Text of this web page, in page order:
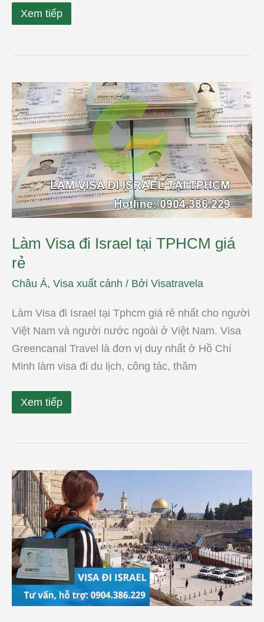
Xem tiếp
Làm Visa đi Israel tại TPHCM giá
rẻ
Châu Á, Visa xuất cảnh / Bởi Visatravela
Làm Visa đi Israel tại Tphcm giá rẻ nhất cho người
Việt Nam và người nước ngoài ở Việt Nam. Visa
Greencanal Travel là đơn vị duy nhất ở Hồ Chí
Minh làm visa đi du lịch, công tác, thăm
Làm
Visa
đi
Israel
tại
TPHCM
giá
rẻ
Xem tiếp
Thủ
tục
xin
visa
đi
Israel
thăm
thân,
kết
hôn
2024